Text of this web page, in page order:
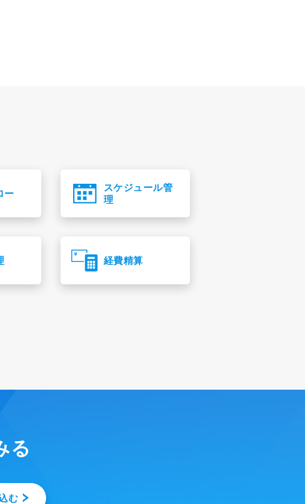
ー
スケジュール管
理
経費精算
る
む